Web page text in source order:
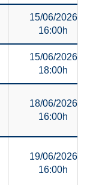
15/06/2026
16:00h
15/06/2026
18:00h
18/06/2026
16:00h
19/06/2026
16:00h